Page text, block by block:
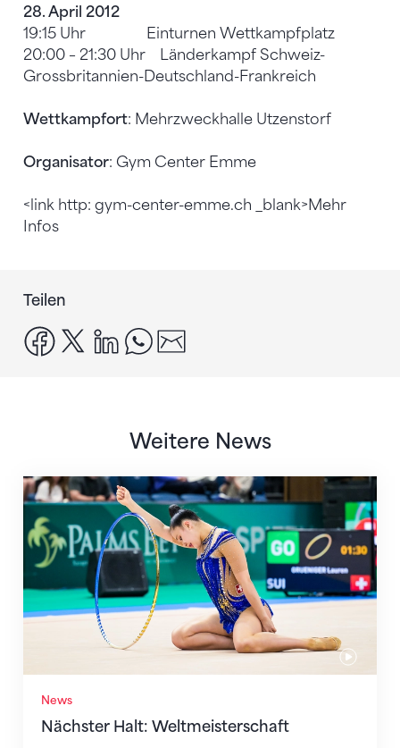
28. April 2012
19:15 Uhr Einturnen Wettkampfplatz
20:00 – 21:30 Uhr Länderkampf Schweiz-
Grossbritannien-Deutschland-Frankreich
Wettkampfort: Mehrzweckhalle Utzenstorf
Organisator: Gym Center Emme
<link http: gym-center-emme.ch _blank>Mehr
Infos
Teilen
facebook
x linkedinwhatsapp
Weitere News
News
Nächster Halt: Weltmeisterschaft
Nächster Halt: Weltmeisterschaft